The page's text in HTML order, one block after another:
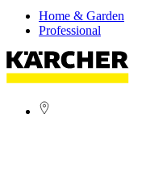
Home & Garden
Professional